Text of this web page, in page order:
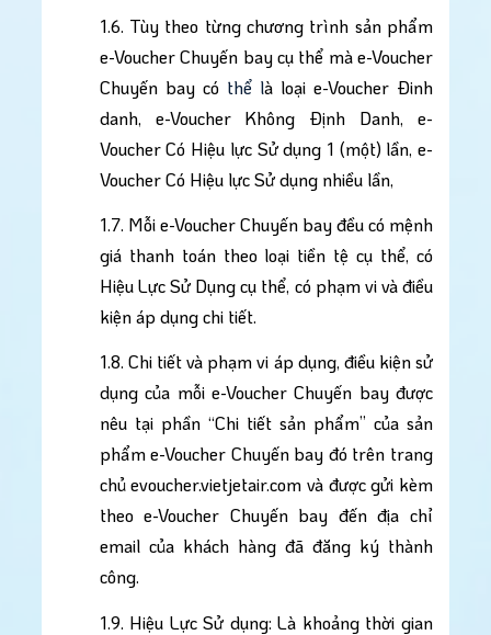
1.6. Tùy theo từng chương trình sản phẩm
e-Voucher Chuyến bay cụ thể mà e-Voucher
Chuyến bay có thể là loại e-Voucher Đinh
danh, e-Voucher Không Định Danh, e-
Voucher Có Hiệu lực Sử dụng 1 (một) lần, e-
Voucher Có Hiệu lực Sử dụng nhiều lần,
1.7. Mỗi e-Voucher Chuyến bay đều có mệnh
giá thanh toán theo loại tiền tệ cụ thể, có
Hiệu Lực Sử Dụng cụ thể, có phạm vi và điều
kiện áp dụng chi tiết.
1.8. Chi tiết và phạm vi áp dụng, điều kiện sử
dụng của mỗi e-Voucher Chuyến bay được
nêu tại phần “Chi tiết sản phẩm” của sản
phẩm e-Voucher Chuyến bay đó trên trang
chủ evoucher.vietjetair.com và được gửi kèm
theo e-Voucher Chuyến bay đến địa chỉ
email của khách hàng đã đăng ký thành
công.
1.9. Hiệu Lực Sử dụng: Là khoảng thời gian